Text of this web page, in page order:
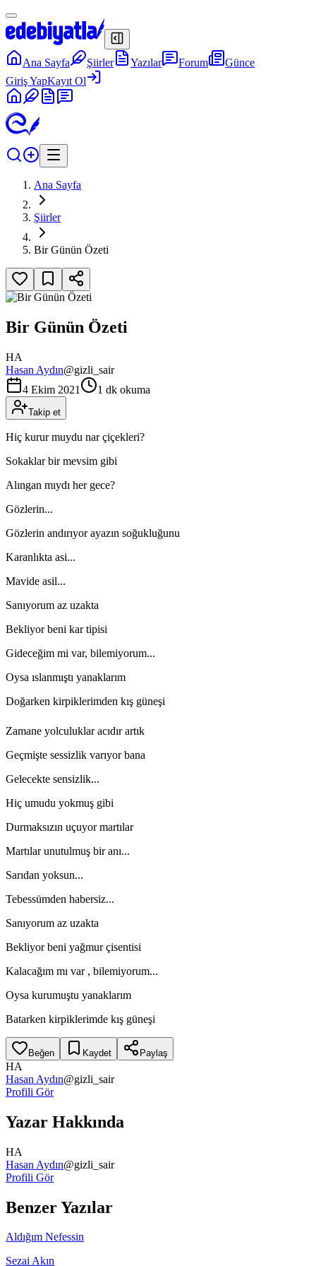
Ana Sayfa Şiirler Yazılar Forum
Günce
Giriş YapKayıt Ol
Ana Sayfa
Şiirler
Bir Günün Özeti
Bir Günün Özeti
HA
Hasan Aydın@gizli_sair
4 Ekim 2021
1 dk okuma
Takip et
Hiç kurur muydu nar çiçekleri?
Sokaklar bir mevsim gibi
Alıngan mıydı her gece?
Gözlerin...
Gözlerin andırıyor ayazın soğukluğunu
Karanlıkta asi...
Mavide asil...
Sanıyorum az uzakta
Bekliyor beni kar tipisi
Gideceğim mi var, bilemiyorum...
Oysa ıslanmıştı yanaklarım
Doğarken kirpiklerimden kış güneşi
Zamane yolculuklar acıdır artık
Geçmişte sessizlik varıyor bana
Gelecekte sensizlik...
Hiç umudu yokmuş gibi
Durmaksızın uçuyor martılar
Martılar unutulmuş bir anı...
Sarıdan yoksun...
Tebessümden habersiz...
Sanıyorum az uzakta
Bekliyor beni yağmur çisentisi
Kalacağım mı var , bilemiyorum...
Oysa kurumuştu yanaklarım
Batarken kirpiklerimde kış güneşi
Beğen Kaydet Paylaş
HA
Hasan Aydın@gizli_sair
Profili Gör
Yazar Hakkında
HA
Hasan Aydın@gizli_sair
Profili Gör
Benzer Yazılar
Aldığım Nefessin
Sezai Akın